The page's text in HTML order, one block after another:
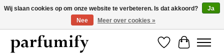
750+ Geuren | Gratis verzending | Maandelijks opzegbaar
Verlanglijst
Wij slaan cookies op om onze website te verbeteren. Is dat akkoord?
Ja
Nee
Meer over cookies »